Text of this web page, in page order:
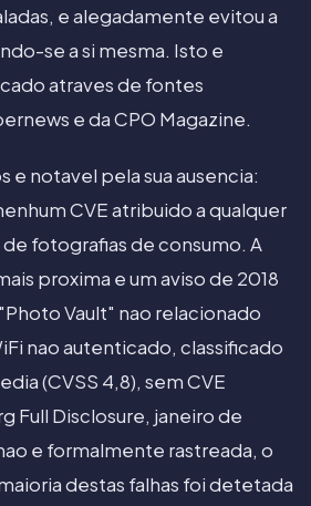
e alegadamente evitou a
se a si mesma. Isto e
atraves de fontes
e da CPO Magazine.
e notavel pela sua ausencia:
CVE atribuido a qualquer
fotografias de consumo. A
proxima e um aviso de 2018
Vault" nao relacionado
nao autenticado, classificado
(CVSS 4,8), sem CVE
Full Disclosure, janeiro de
e formalmente rastreada, o
destas falhas foi detetada